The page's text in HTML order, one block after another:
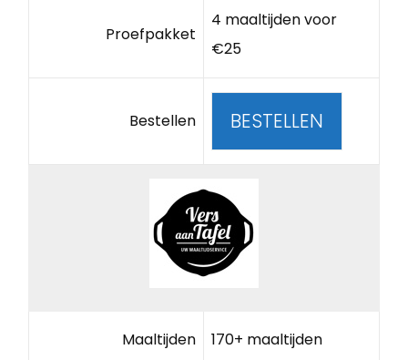
Proefpakket
4 maaltijden voor
€25
Bestellen BESTELLEN
Maaltijden 170+ maaltijden